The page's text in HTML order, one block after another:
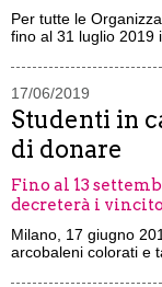
Per tutte le
fino al 31 luglio 2019
17/06/2019
Studenti in
di donare
Fino al 13
decreterà i
Milano, 17 giugno
arcobaleni colorati e